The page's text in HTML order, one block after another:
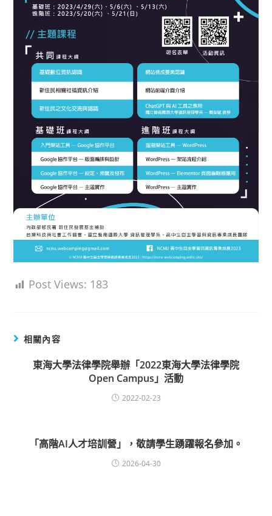
Post Views: 183
相關內容
東海大學法律學院舉辦「2022東海大學法律學院
Open Campus」活動
2022-02-23
「高階AI人才培訓營」，敬請學生踴躍報名參加。
2026-04-30